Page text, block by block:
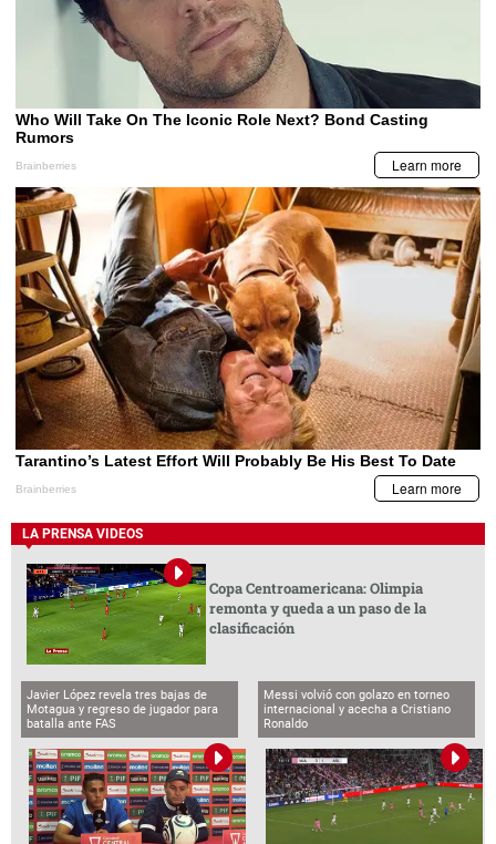
LA PRENSA VIDEOS
Copa Centroamericana: Olimpia
remonta y queda a un paso de la
clasificación
Javier López revela tres bajas de
Motagua y regreso de jugador para
batalla ante FAS
Messi volvió con golazo en torneo
internacional y acecha a Cristiano
Ronaldo